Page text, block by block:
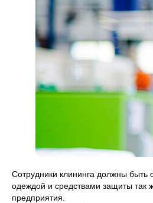
Сотрудники клининга должны быть
одеждой и средствами защиты так
предприятия.